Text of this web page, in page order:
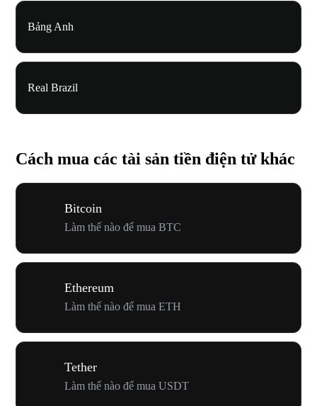
Bảng Anh
Real Brazil
Cách mua các tài sản tiền điện tử khác
Bitcoin
Làm thế nào để mua BTC
Ethereum
Làm thế nào để mua ETH
Tether
Làm thế nào để mua USDT